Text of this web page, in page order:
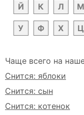
Й К Л М
У Ф Х Ц
Чаще всего на
Снится: яблоки
Снится: сын
Снится: котенок